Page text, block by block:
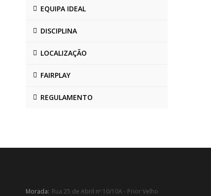
EQUIPA IDEAL
DISCIPLINA
LOCALIZAÇÃO
FAIRPLAY
REGULAMENTO
Morada: Rua 25 de Abril nº 10/10A - Prior Velho